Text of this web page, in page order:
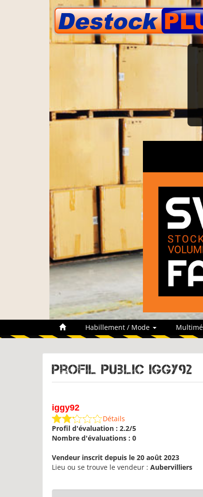
Habillement / Mode
Profil public iggy92
iggy92
Détails
Profil d'évaluation : 2.2/5
Nombre d'évaluations : 0
Vendeur inscrit depuis le 20 août 2023
Lieu ou se trouve le vendeur : Aubervilliers